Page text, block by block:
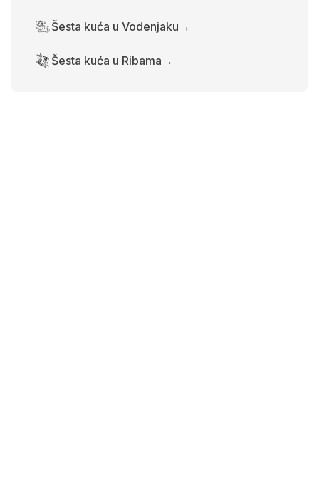
Šesta kuća u Vodenjaku →
Šesta kuća u Ribama →